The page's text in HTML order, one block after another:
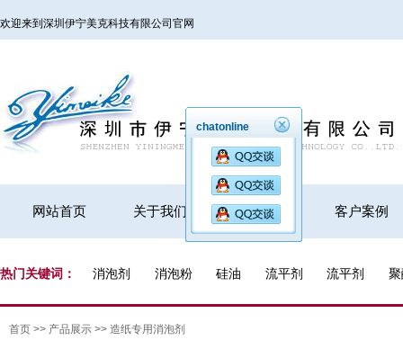
欢迎来到深圳伊宁美克科技有限公司官网
网站首页 关于我们 产品展示 客户案例
热门关键词： 消泡剂 消泡粉 硅油 流平剂 流平剂
首页 >> 产品展示 >> 造纸专用消泡剂
chatonline